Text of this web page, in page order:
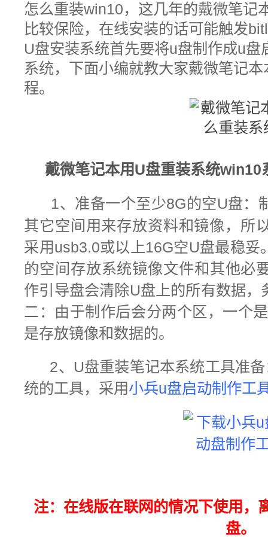
怎么重装win10，这几年的戴微笔记
比较保险，在线安装的话可能触发
U盘安装系统首先要将u盘制作成u
系统，下面小编就教大家戴微笔记
程。
戴微笔记本用U盘重装系统win10
1、 准备一个至少8G的空U盘：
其它空间用来存放资料和镜像，所
采用usb3.0或以上16G空U盘最稳
的空间存放系统镜像文件和其他必
作引导盘会清除U盘上的所有数据
二：由于制作后会分两个区，一个
是存放镜像和数据的。
2、U盘重装笔记本系统工具准备
统的工具， 采用小兵u盘启动制作工
注：在线版在联网的情况下使用，
盘。